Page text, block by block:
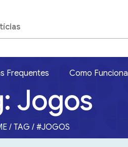
Frequentes Como Funciona
Jogos
/ TAG / #JOGOS